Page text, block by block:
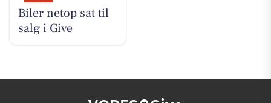
Biler netop sat til
salg i Give